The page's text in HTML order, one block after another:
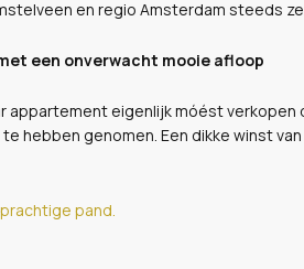
en regio Amsterdam steeds
een onverwacht mooie afloop
appartement eigenlijk móést
hebben genomen. Een dikke winst
pand.